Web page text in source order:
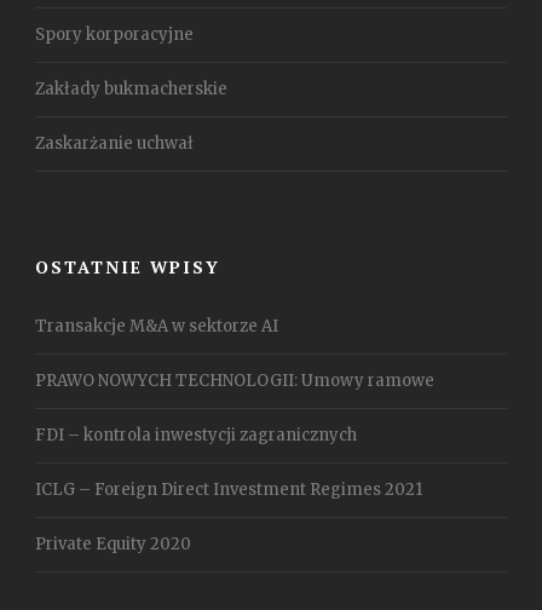
Spory korporacyjne
Zakłady bukmacherskie
Zaskarżanie uchwał
OSTATNIE WPISY
Transakcje M&A w sektorze AI
PRAWO NOWYCH TECHNOLOGII: Umowy ramowe
FDI – kontrola inwestycji zagranicznych
ICLG – Foreign Direct Investment Regimes 2021
Private Equity 2020